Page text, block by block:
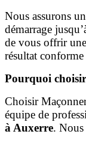
Nous assurons
démarrage
de vous offrir
résultat conforme
Pourquoi
Choisir
équipe de
à Auxerre.